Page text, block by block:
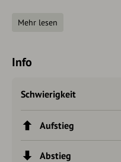
Autorentipp
vegetarischen Berghütte
Mehr lesen
Info
Schwierigkeit
Aufstieg
Abstieg